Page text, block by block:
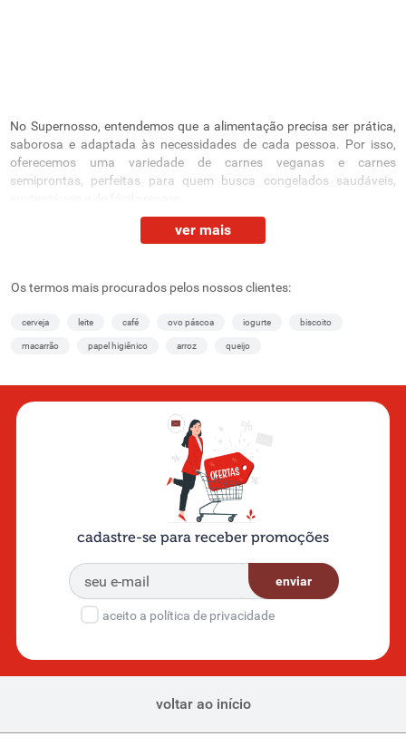
No Supernosso, entendemos que a alimentação precisa ser prática,
saborosa e adaptada às necessidades de cada pessoa. Por isso,
oferecemos uma variedade de carnes veganas e carnes
semiprontas, perfeitas para quem busca congelados saudáveis,
Seja você vegetariano, vegano ou simplesmente em busca de
conveniência, nossos produtos são feitos para agradar a todos os
podem ser uma excelente escolha para o seu dia a dia!
Carne vegana: hambúrguer vegetal, nuggets de
vegetais e kibe de soja
reduzir o consumo de produtos de origem animal, como acarne
bovina, sem abrir mão do sabor. No Supernosso em Belo Horizonte,
você encontra hambúrguer congelado vegetal, nugget vegetal
crocante, kibe de soja e mais.Feitos à base de vegetais, que
conquistam até os paladares mais exigentes.
Esses produtos são ricos em proteínas vegetais, fibras e nutrientes
essenciais, sendo ideais para quem busca uma alimentação mais
leve, mas sem perder a praticidade. Com opções como essas, é
possível preparar refeições rápidas e nutritivas, seja no almoço, no
Carnes semiprontas: iscas de frango, empanado de
frango e mais
Para quem busca praticidade sem abrir mão do sabor, as carnes
semiprontas são a solução perfeita. No Supernosso, oferecemos
iscas de frango temperadas, empanados de frango, mini chicken e
outras opções que facilitam a sua rotina na cozinha.
ver mais
Os termos mais procurados pelos nossos clientes:
cerveja leite café ovo páscoa iogurte biscoito
macarrão papel higiênico arroz queijo
cadastre-se para receber promoções
enviar
aceito a política de privacidade
voltar ao início